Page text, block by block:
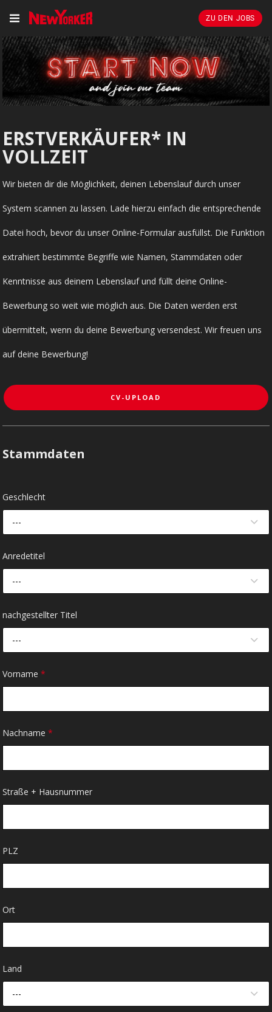
ZU DEN JOBS
ERSTVERKÄUFER* IN
VOLLZEIT
Wir bieten dir die Möglichkeit, deinen Lebenslauf durch unser
System scannen zu lassen. Lade hierzu einfach die entsprechende
Datei hoch, bevor du unser Online-Formular ausfüllst. Die Funktion
extrahiert bestimmte Begriffe wie Namen, Stammdaten oder
Kenntnisse aus deinem Lebenslauf und füllt deine Online-
Bewerbung so weit wie möglich aus. Die Daten werden erst
übermittelt, wenn du deine Bewerbung versendest. Wir freuen uns
auf deine Bewerbung!
CV-UPLOAD
Stammdaten
Geschlecht
---
Anredetitel
---
nachgestellter Titel
---
Vorname*
Nachname*
Straße + Hausnummer
PLZ
Ort
Land
---